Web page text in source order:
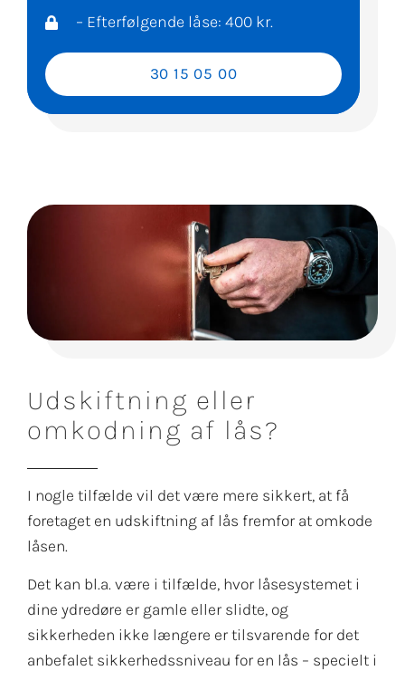
– Efterfølgende låse: 400 kr.
30 15 05 00
Udskiftning eller
omkodning af lås?
I nogle tilfælde vil det være mere sikkert, at få
foretaget en udskiftning af lås fremfor at omkode
låsen.
Det kan bl.a. være i tilfælde, hvor låsesystemet i
dine ydredøre er gamle eller slidte, og
sikkerheden ikke længere er tilsvarende for det
anbefalet sikkerhedssniveau for en lås – specielt i